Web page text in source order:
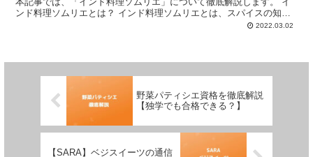
ンド料理ソムリエとは？ インド料理ソムリエとは、スパイスの知識
や作り方もマスターしているインド料理の専門家です。 ...2022.03.02
野菜パティシエ資格を徹底解説
【独学でも合格できる？】
【SARA】ベジスイーツの通信